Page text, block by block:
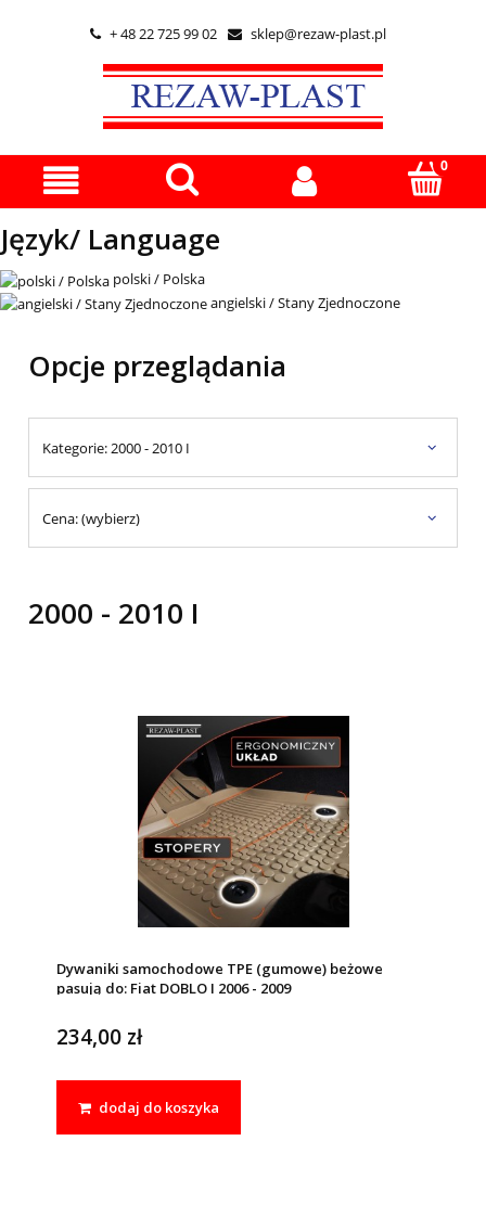
 + 48 22 725 99 02  sklep@rezaw-plast.pl
Język/ Language
polski / Polska
angielski / Stany Zjednoczone
Opcje przeglądania
Kategorie: 2000 - 2010 I
Cena: (wybierz)
2000 - 2010 I
Dywaniki samochodowe TPE (gumowe) beżowe
pasują do: Fiat DOBLO I 2006 - 2009
234,00 zł
dodaj do koszyka